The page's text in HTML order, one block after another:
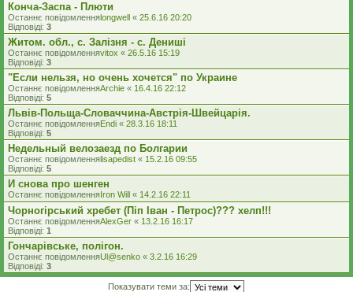
Конча-Заспа - Плюти
Останнє повідомленняlongwell « 25.6.16 20:20
Відповіді: 3
Житом. обл., с. Залізня - с. Дениші
Останнє повідомленняvitox « 26.5.16 15:19
Відповіді: 3
"Если нельзя, но очень хочется" по Украине
Останнє повідомленняArchie « 16.4.16 22:12
Відповіді: 5
Львів-Польща-Словаччина-Австрія-Швейцарія.
Останнє повідомленняEndi « 28.3.16 18:11
Відповіді: 5
Недельный велозаезд по Болгарии
Останнє повідомленняlisapedist « 15.2.16 09:55
Відповіді: 5
И снова про шенген
Останнє повідомленняIron Will « 14.2.16 22:11
Чорногірський хребет (Піп Іван - Петрос)??? хелп!!!
Останнє повідомленняAlexGer « 13.2.16 16:17
Відповіді: 1
Гончарівське, полігон.
Останнє повідомленняUl@senko « 3.2.16 16:29
Відповіді: 3
Показувати теми за: